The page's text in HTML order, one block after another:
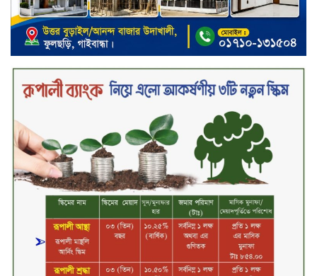
কারখানার উৎপাদন কার্যক্রম সম্পূর্ণ বন্ধ,
জানাল এস আলম কোল্ড রোলড স্টিলস
দীর্ঘস্থায়ী ৭,৫০০ এমএএইচ ব্যাটারি
এবং শক্তিশালী গরিলা গ্লাস ৭আই সুরক্ষা
নিয়ে শাওমি উন্মোচন করল নতুন রেডমি
২০২৫-২৬ অর্থবছরে এনবিআরের রাজস্ব
আদায় ৪.১৫ লাখ কোটি টাকা
সপ্তাহের তৃতীয় কার্যদিবসে লেনদেনের
শীর্ষে একমি পেস্টিসাইড